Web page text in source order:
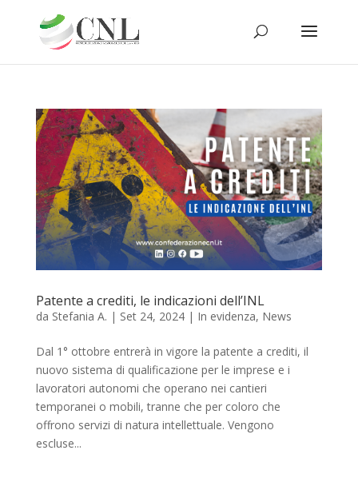
Patente a crediti, le indicazioni dell’INL
da Stefania A. | Set 24, 2024| In evidenza, News
Dal 1° ottobre entrerà in vigore la patente a crediti, il
nuovo sistema di qualificazione per le imprese e i
lavoratori autonomi che operano nei cantieri
temporanei o mobili, tranne che per coloro che
offrono servizi di natura intellettuale. Vengono
escluse...